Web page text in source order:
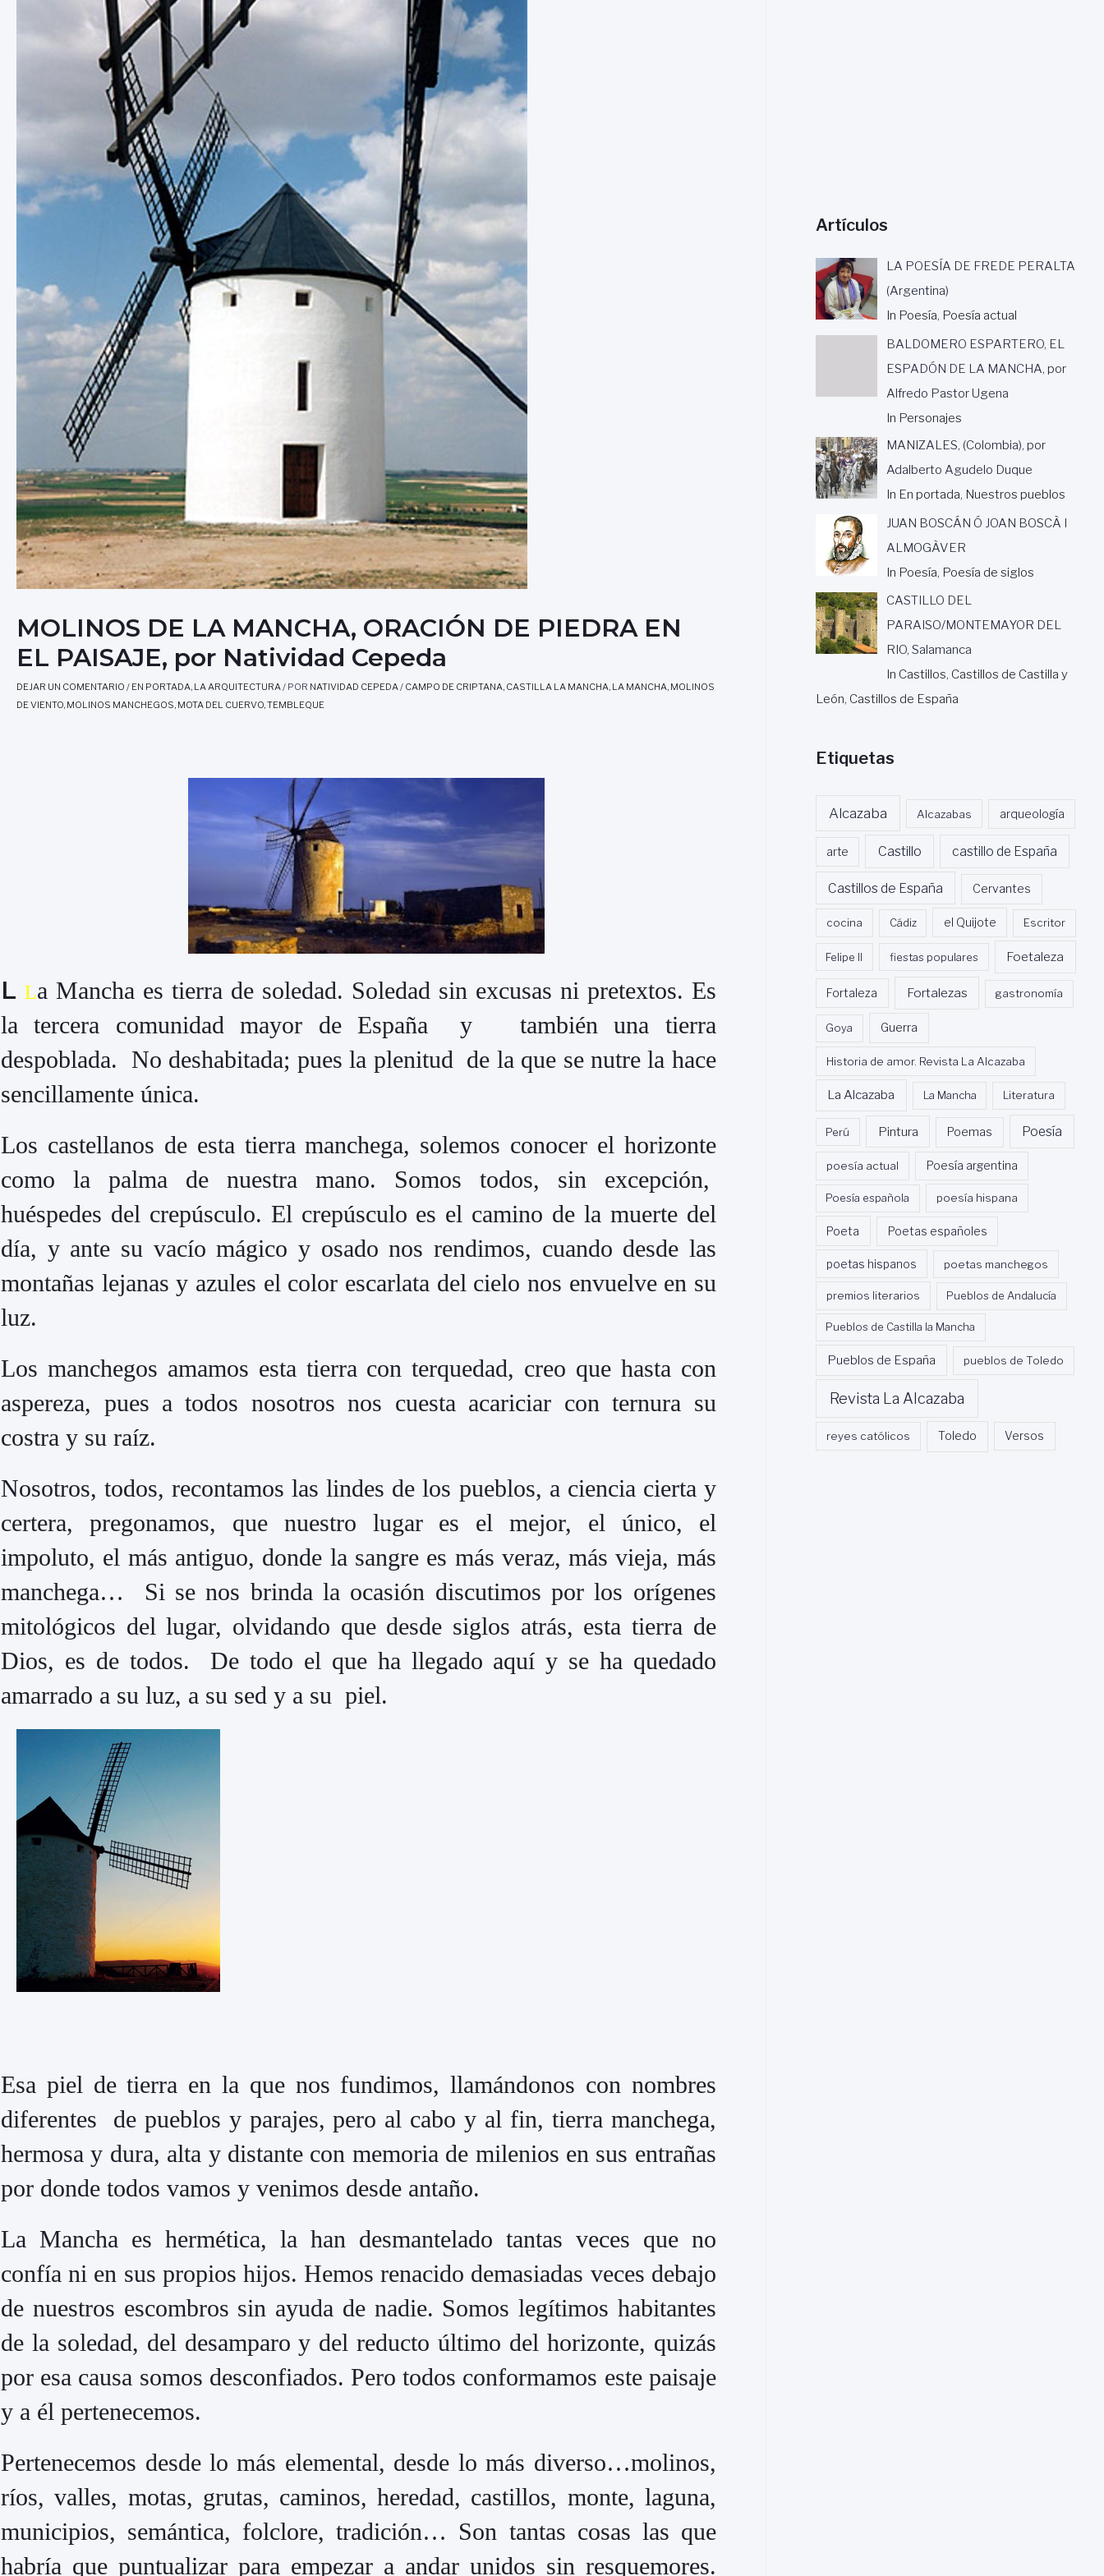
MOLINOS DE LA MANCHA, ORACIÓN DE PIEDRA EN
EL PAISAJE, por Natividad Cepeda
DEJAR UN COMENTARIO / EN PORTADA, LA ARQUITECTURA/ POR NATIVIDAD CEPEDA/ CAMPO DE CRIPTANA, CASTILLA LA MANCHA, LA MANCHA, MOLINOS
DE VIENTO, MOLINOS MANCHEGOS, MOTA DEL CUERVO,TEMBLEQUE
LLa Mancha es tierra de soledad. Soledad sin excusas ni pretextos. Es
la tercera comunidad mayor de España y también una tierra
despoblada. No deshabitada; pues la plenitud de la que se nutre la hace
sencillamente única.
Los castellanos de esta tierra manchega, solemos conocer el horizonte
como la palma de nuestra mano. Somos todos, sin excepción,
huéspedes del crepúsculo. El crepúsculo es el camino de la muerte del
día, y ante su vacío mágico y osado nos rendimos, cuando desde las
montañas lejanas y azules el color escarlata del cielo nos envuelve en su
luz.
Los manchegos amamos esta tierra con terquedad, creo que hasta con
aspereza, pues a todos nosotros nos cuesta acariciar con ternura su
costra y su raíz.
Nosotros, todos, recontamos las lindes de los pueblos, a ciencia cierta y
certera, pregonamos, que nuestro lugar es el mejor, el único, el
impoluto, el más antiguo, donde la sangre es más veraz, más vieja, más
manchega… Si se nos brinda la ocasión discutimos por los orígenes
mitológicos del lugar, olvidando que desde siglos atrás, esta tierra de
Dios, es de todos. De todo el que ha llegado aquí y se ha quedado
amarrado a su luz, a su sed y a su piel.
Esa piel de tierra en la que nos fundimos, llamándonos con nombres
diferentes de pueblos y parajes, pero al cabo y al fin, tierra manchega,
hermosa y dura, alta y distante con memoria de milenios en sus entrañas
por donde todos vamos y venimos desde antaño.
La Mancha es hermética, la han desmantelado tantas veces que no
confía ni en sus propios hijos. Hemos renacido demasiadas veces debajo
de nuestros escombros sin ayuda de nadie. Somos legítimos habitantes
de la soledad, del desamparo y del reducto último del horizonte, quizás
por esa causa somos desconfiados. Pero todos conformamos este paisaje
y a él pertenecemos.
Pertenecemos desde lo más elemental, desde lo más diverso…molinos,
ríos, valles, motas, grutas, caminos, heredad, castillos, monte, laguna,
municipios, semántica, folclore, tradición… Son tantas cosas las que
habría que puntualizar para empezar a andar unidos sin resquemores.
Artículos
LA POESÍA DE FREDE PERALTA
(Argentina)
In Poesía, Poesía actual
BALDOMERO ESPARTERO, EL
ESPADÓN DE LA MANCHA, por
Alfredo Pastor Ugena
In Personajes
MANIZALES, (Colombia), por
Adalberto Agudelo Duque
In En portada, Nuestros pueblos
JUAN BOSCÁN Ó JOAN BOSCÀ I
ALMOGÀVER
In Poesía, Poesía de siglos
CASTILLO DEL
PARAISO/MONTEMAYOR DEL
RIO, Salamanca
In Castillos, Castillos de Castilla y
León, Castillos de España
Etiquetas
Alcazaba Alcazabas arqueología
arte Castillo castillo de España
Castillos de España Cervantes
cocina Cádiz el Quijote Escritor
Felipe II fiestas populares Foetaleza
Fortaleza Fortalezas gastronomía
Goya Guerra
Historia de amor. Revista La Alcazaba
La Alcazaba La Mancha Literatura
Perú Pintura Poemas Poesía
poesía actual Poesía argentina
Poesía española poesía hispana
Poeta Poetas españoles
poetas hispanos poetas manchegos
premios literarios Pueblos de Andalucía
Pueblos de Castilla la Mancha
Pueblos de España pueblos de Toledo
Revista La Alcazaba
reyes católicos Toledo Versos